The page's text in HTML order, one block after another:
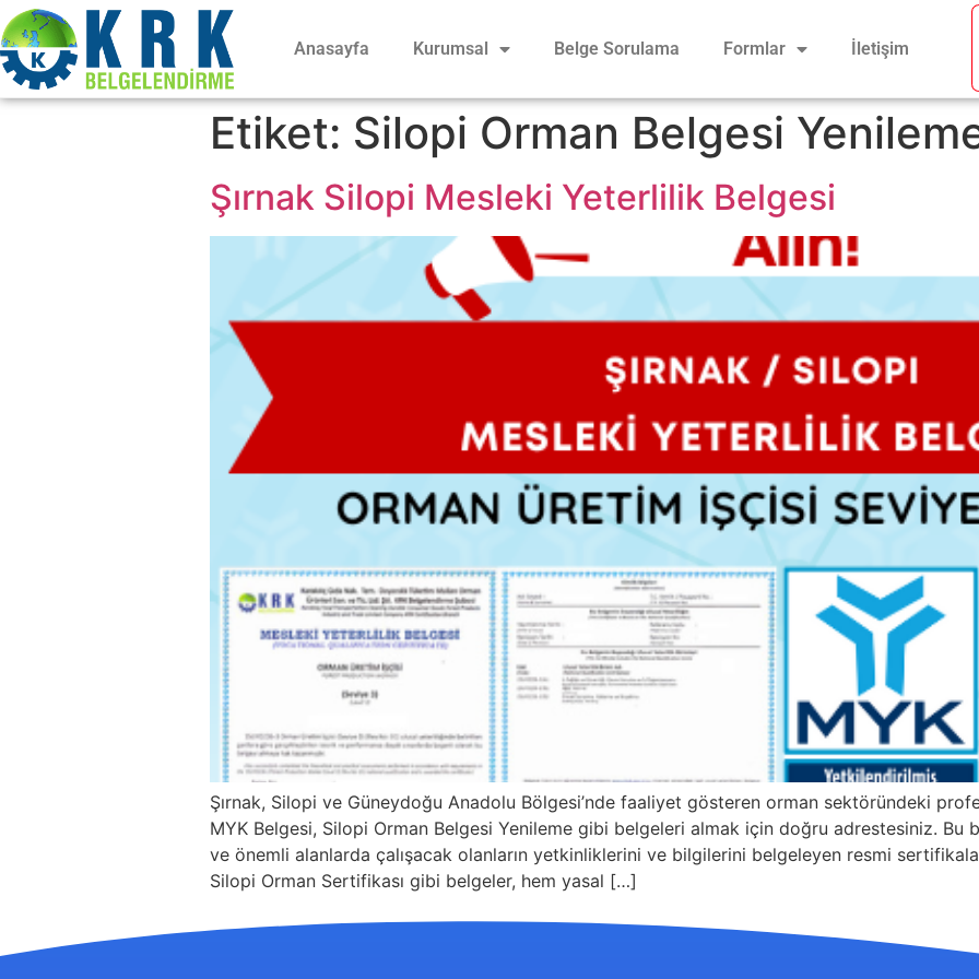
Anasayfa Kurumsal Belge Sorulama Formlar İletişim
Etiket: Silopi Orman Belgesi
Şırnak Silopi Mesleki Yeterlilik Belgesi
Şırnak, Silopi ve Güneydoğu Anadolu Bölgesi’nde faaliyet gösteren orman sektöründeki
MYK Belgesi, Silopi Orman Belgesi Yenileme gibi belgeleri almak için doğru adrestesiniz.
ve önemli alanlarda çalışacak olanların yetkinliklerini ve bilgilerini belgeleyen resmi
Silopi Orman Sertifikası gibi belgeler, hem yasal […]